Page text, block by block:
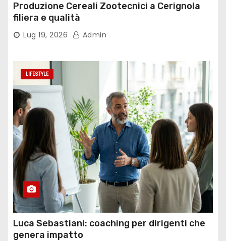
Produzione Cereali Zootecnici a Cerignola
filiera e qualità
Lug 19, 2026 Admin
LIFESTYLE
Luca Sebastiani: coaching per dirigenti che
genera impatto